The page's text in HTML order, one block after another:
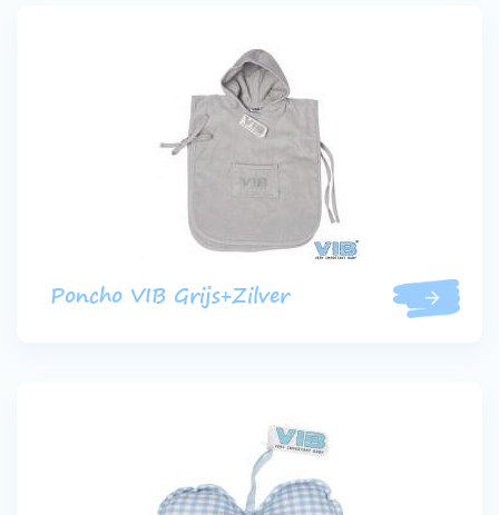
Poncho VIB Grijs+Zilver